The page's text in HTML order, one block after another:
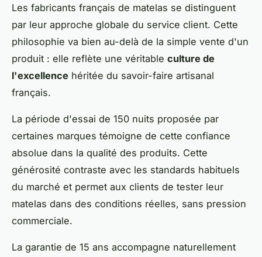
Les fabricants français de matelas se distinguent
par leur approche globale du service client. Cette
philosophie va bien au-delà de la simple vente d'un
produit : elle reflète une véritable culture de
l'excellence héritée du savoir-faire artisanal
français.
La période d'essai de 150 nuits proposée par
certaines marques témoigne de cette confiance
absolue dans la qualité des produits. Cette
générosité contraste avec les standards habituels
du marché et permet aux clients de tester leur
matelas dans des conditions réelles, sans pression
commerciale.
La garantie de 15 ans accompagne naturellement